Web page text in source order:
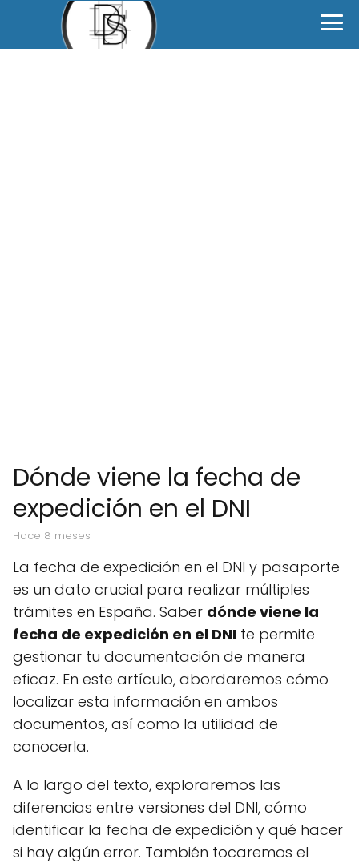
Dónde viene la fecha de
expedición en el DNI
hace 8 meses
La fecha de expedición en el DNI y pasaporte
es un dato crucial para realizar múltiples
trámites en España. Saber dónde viene la
fecha de expedición en el DNI te permite
gestionar tu documentación de manera
eficaz. En este artículo, abordaremos cómo
localizar esta información en ambos
documentos, así como la utilidad de
conocerla.
A lo largo del texto, exploraremos las
diferencias entre versiones del DNI, cómo
identificar la fecha de expedición y qué hacer
si hay algún error. También tocaremos el